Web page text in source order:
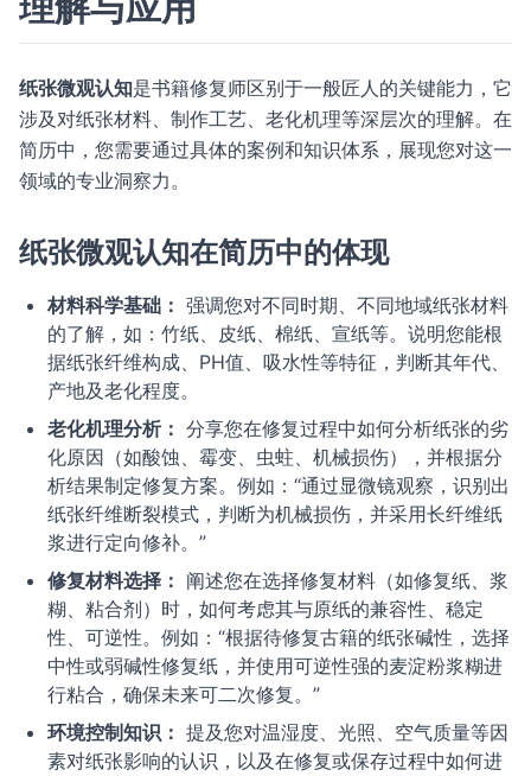
纸张微观认知是书籍修复师区别于一般匠人的关键能力，它
涉及对纸张材料、制作工艺、老化机理等深层次的理解。在
简历中，您需要通过具体的案例和知识体系，展现您对这一
领域的专业洞察力。
纸张微观认知在简历中的体现
材料科学基础： 强调您对不同时期、不同地域纸张材料
的了解，如：竹纸、皮纸、棉纸、宣纸等。说明您能根
据纸张纤维构成、PH值、吸水性等特征，判断其年代、
产地及老化程度。
老化机理分析： 分享您在修复过程中如何分析纸张的劣
化原因（如酸蚀、霉变、虫蛀、机械损伤），并根据分
析结果制定修复方案。例如：“通过显微镜观察，识别出
纸张纤维断裂模式，判断为机械损伤，并采用长纤维纸
浆进行定向修补。”
修复材料选择： 阐述您在选择修复材料（如修复纸、浆
糊、粘合剂）时，如何考虑其与原纸的兼容性、稳定
性、可逆性。例如：“根据待修复古籍的纸张碱性，选择
中性或弱碱性修复纸，并使用可逆性强的麦淀粉浆糊进
行粘合，确保未来可二次修复。”
环境控制知识： 提及您对温湿度、光照、空气质量等因
素对纸张影响的认识，以及在修复或保存过程中如何进